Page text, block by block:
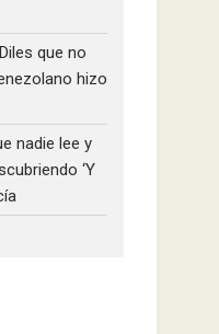
que no
hizo
nadie lee y
‘Y